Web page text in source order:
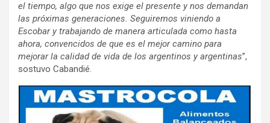
el tiempo, algo que nos exige el presente y nos demandan
las próximas generaciones. Seguiremos viniendo a
Escobar y trabajando de manera articulada como hasta
ahora, convencidos de que es el mejor camino para
mejorar la calidad de vida de los argentinos y argentinas”,
sostuvo Cabandié.